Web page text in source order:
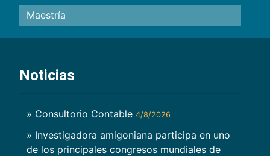
Maestría
Noticias
» Consultorio Contable 4/8/2026
» Investigadora amigoniana participa en uno
de los principales congresos mundiales de